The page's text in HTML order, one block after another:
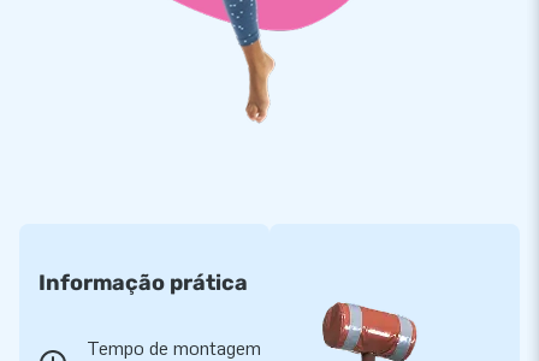
Informação prática
Tempo de montagem